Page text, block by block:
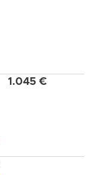
1.045 €